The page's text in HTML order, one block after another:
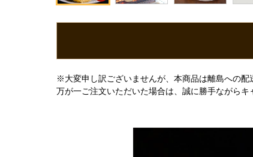
※大変申し訳ございませんが、本商品は離島への配
万が一ご注文いただいた場合は、誠に勝手ながら